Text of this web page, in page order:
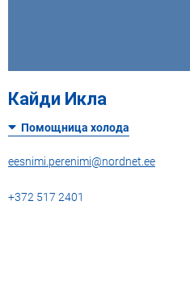
Кайди Икла
Помощница холода
eesnimi.perenimi@nordnet.ee
+372 517 2401